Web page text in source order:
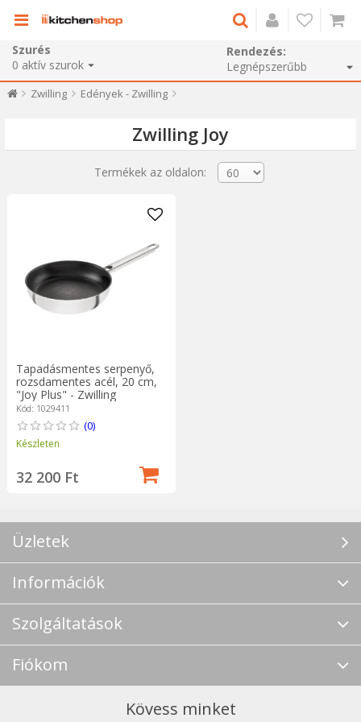
Szurés
0 aktív szurok
Rendezés:
Zwilling Edények - Zwilling
Zwilling Joy
Termékek az oldalon:
Tapadásmentes serpenyő,
rozsdamentes acél, 20 cm,
"Joy Plus" - Zwilling
Kód: 1029411
(0)
Készleten
32 200 Ft
Üzletek
Információk
Szolgáltatások
Fiókom
Kövess minket